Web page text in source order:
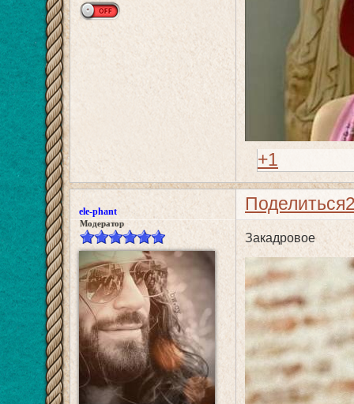
+1
Поделиться
ele-phant
Модератор
Закадровое